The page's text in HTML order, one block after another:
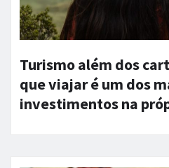
Turismo além dos
que viajar é um dos
investimentos na